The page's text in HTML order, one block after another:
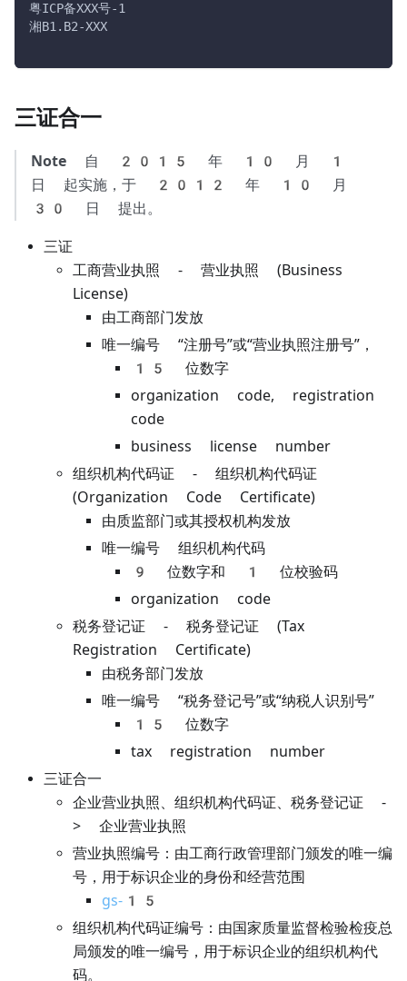
粤ICP备XXX号-1
湘B1.B2-XXX
三证合一
Note 自 2015 年 10 月 1
日 起实施，于 2012 年 10 月
30 日 提出。
三证
工商营业执照 - 营业执照 (Business
License)
由工商部门发放
唯一编号 “注册号”或“营业执照注册号”，
15 位数字
organization code, registration
code
business license number
组织机构代码证 - 组织机构代码证
(Organization Code Certificate)
由质监部门或其授权机构发放
唯一编号 组织机构代码
9 位数字和 1 位校验码
organization code
税务登记证 - 税务登记证 (Tax
Registration Certificate)
由税务部门发放
唯一编号 “税务登记号”或“纳税人识别号”
15 位数字
tax registration number
三证合一
企业营业执照、组织机构代码证、税务登记证 -
> 企业营业执照
营业执照编号：由工商行政管理部门颁发的唯一编
号，用于标识企业的身份和经营范围
gs-15
组织机构代码证编号：由国家质量监督检验检疫总
局颁发的唯一编号，用于标识企业的组织机构代
码。